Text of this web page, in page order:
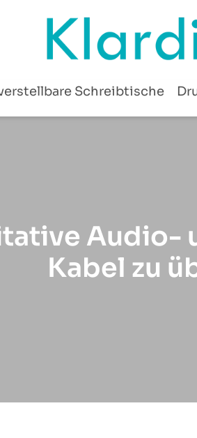
Schreibtische
Audio-
Kabel zu